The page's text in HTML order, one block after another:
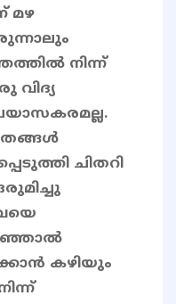
മഴ
നിന്ന്
വിദ്യ
ചിതറി
കഴിയും